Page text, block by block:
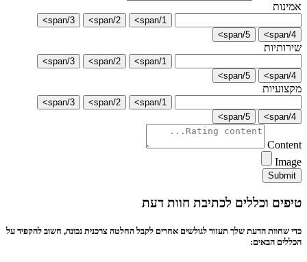
אמינות
1/span>
2/span>
3/span>
4/span>
5/span>
שירותיות
1/span>
2/span>
3/span>
4/span>
5/span>
מקצועיות
1/span>
2/span>
3/span>
4/span>
5/span>
Content
Image
Submit
טיפים וכללים לכתיבת חוות דעת
כדי שחוות הדעת שלך תעזור לגולשים אחרים לקבל החלטה צרכנית נכונה, חשוב להקפיד על
הכללים הבאים: